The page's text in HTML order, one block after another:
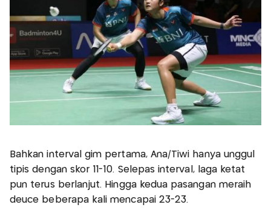
Bahkan interval gim pertama, Ana/Tiwi hanya unggul
tipis dengan skor 11-10. Selepas interval, laga ketat
pun terus berlanjut. Hingga kedua pasangan meraih
deuce beberapa kali mencapai 23-23.